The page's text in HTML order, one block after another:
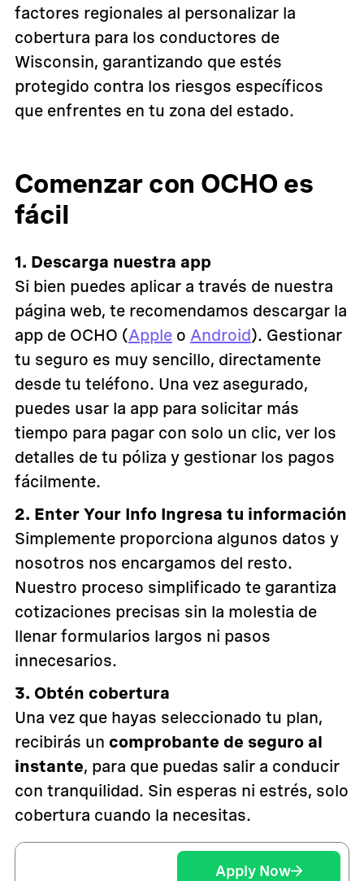
factores regionales al personalizar la
cobertura para los conductores de
Wisconsin, garantizando que estés
protegido contra los riesgos específicos
que enfrentes en tu zona del estado.
Comenzar con OCHO es
fácil
1. Descarga nuestra app
Si bien puedes aplicar a través de nuestra
página web, te recomendamos descargar la
app de OCHO (Appleo Android). Gestionar
tu seguro es muy sencillo, directamente
desde tu teléfono. Una vez asegurado,
puedes usar la app para solicitar más
tiempo para pagar con solo un clic, ver los
detalles de tu póliza y gestionar los pagos
fácilmente.
2. Enter Your Info Ingresa tu información
Simplemente proporciona algunos datos y
nosotros nos encargamos del resto.
Nuestro proceso simplificado te garantiza
cotizaciones precisas sin la molestia de
llenar formularios largos ni pasos
innecesarios.
3. Obtén cobertura
Una vez que hayas seleccionado tu plan,
recibirás un comprobante de seguro al
instante, para que puedas salir a conducir
con tranquilidad. Sin esperas ni estrés, solo
cobertura cuando la necesitas.
Apply Now